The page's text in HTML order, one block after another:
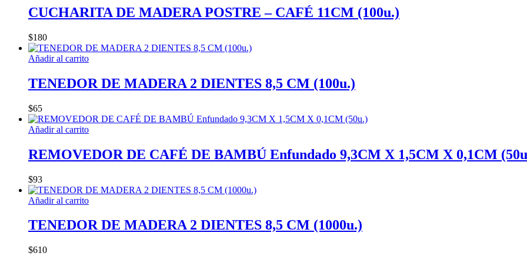
CUCHARITA DE MADERA POSTRE – CAFÉ 11CM (100u.)
$180
Añadir al carrito
TENEDOR DE MADERA 2 DIENTES 8,5 CM (100u.)
$65
Añadir al carrito
REMOVEDOR DE CAFÉ DE BAMBÚ Enfundado 9,3CM X 1,5CM X 0,1CM
$93
Añadir al carrito
TENEDOR DE MADERA 2 DIENTES 8,5 CM (1000u.)
$610